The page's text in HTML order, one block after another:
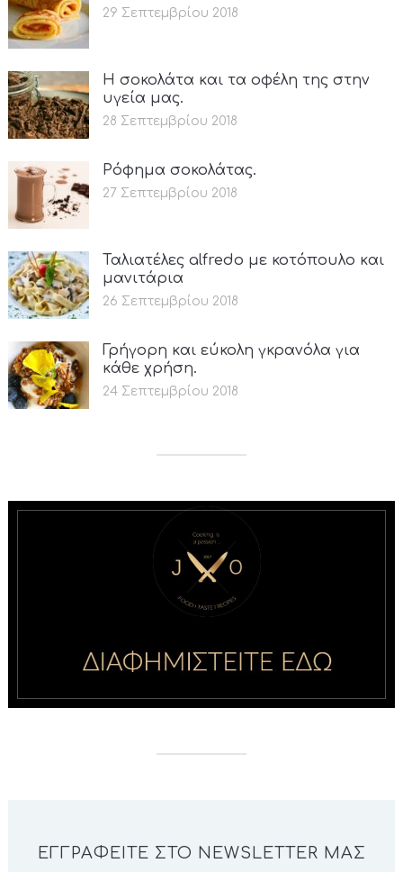
29 Σεπτεμβρίου 2018
Η σοκολάτα και τα οφέλη της στην
υγεία μας.
28 Σεπτεμβρίου 2018
Ρόφημα σοκολάτας.
27 Σεπτεμβρίου 2018
Ταλιατέλες alfredo με κοτόπουλο και
μανιτάρια
26 Σεπτεμβρίου 2018
Γρήγορη και εύκολη γκρανόλα για
κάθε χρήση.
24 Σεπτεμβρίου 2018
ΕΓΓΡΑΦΕΊΤΕ ΣΤΟ NEWSLETTER ΜΑΣ